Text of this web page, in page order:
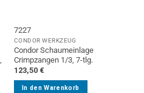
7227
CONDOR WERKZEUG
Condor Schaumeinlage
Crimpzangen 1/3, 7-tlg.
123,50 €
In den Warenkorb